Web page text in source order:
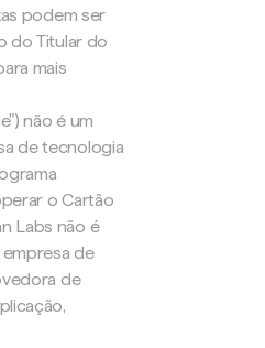
podem ser
do Titular do
mais
não é um
de tecnologia
o Cartão
Labs não é
empresa de
de